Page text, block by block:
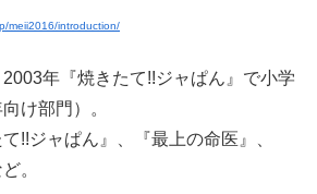
meii2016/introduction/
2003年『焼きたて!!ジャぱん』で小学
け部門）。
!!ジャぱん』、『最上の命医』、
。